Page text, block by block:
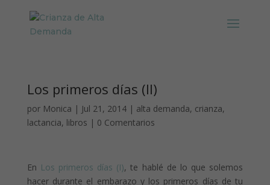
Los primeros días (II)
por Monica | Jul 21, 2014| alta demanda, crianza,
lactancia, libros | 0 Comentarios
En Los primeros días (I), te hablé de lo que solemos
hacer durante el embarazo y los primeros días de tu